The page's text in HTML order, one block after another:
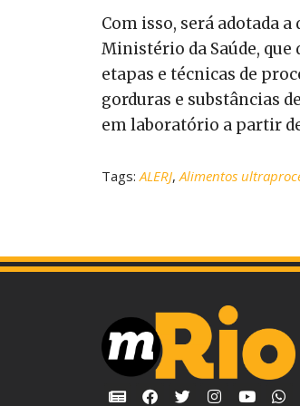
Com isso, será adotada
Ministério da Saúde,
etapas e técnicas de
gorduras e substâncias
em laboratório a partir
Tags: ALERJ, Alimentos